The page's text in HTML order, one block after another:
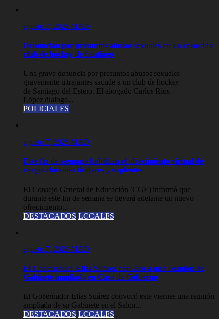
agosto 7, 2026 MAD
Denuncian por presuntos abusos sexuales en un conocido
club de hockey de Santiago
Una grave denuncia por presuntos abusos sexuales
gravemente ultrajantes sacude a un club de hockey
de Santiago del Estero. El abogado Carlos Ríos
López dialogó...
POLICIALES
agosto 7, 2026 MAD
Este fin de ssemana habilitan el ofrecimiento virtual de
cargos docentes titulares y suplentes
El Consejo General de Educación (CGE) informó que
durante este fin de semana se llevará adelante un nuevo
ofrecimiento...
DESTACADOS LOCALES
agosto 7, 2026 MAD
El Gobernador Elias Suárez convocó a una reunión de
Gabinete ampliada en Casa de Gobierno
El Gobernador Elías Suárez convocó este viernes una reunión
ampliada de su Gabinete en el Salón...
DESTACADOS LOCALES